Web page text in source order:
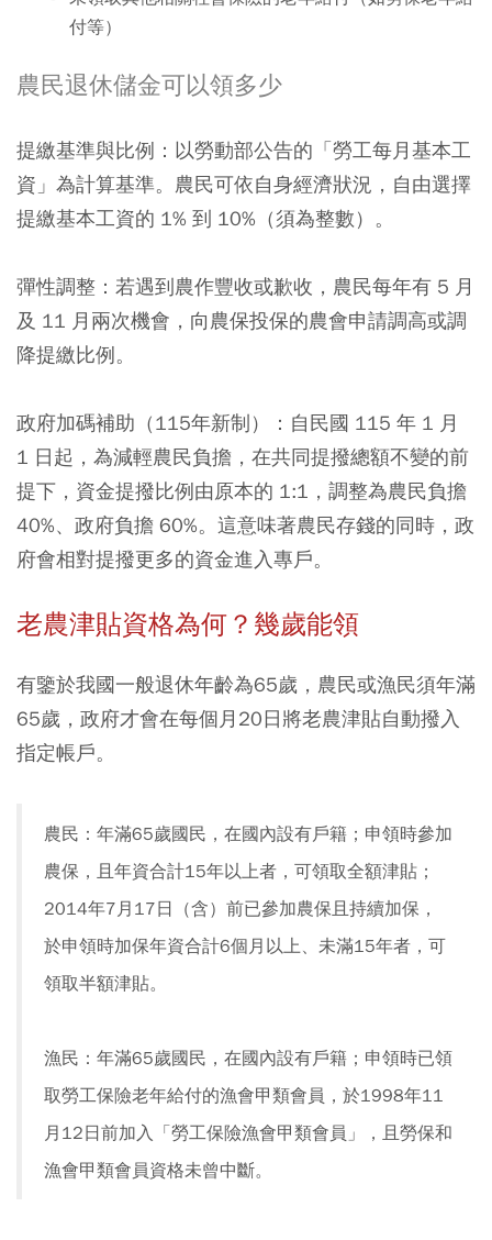
付等）
農民退休儲金可以領多少
提繳基準與比例：以勞動部公告的「勞工每月基本工
資」為計算基準。農民可依自身經濟狀況，自由選擇
提繳基本工資的 1% 到 10%（須為整數）。
彈性調整：若遇到農作豐收或歉收，農民每年有 5 月
及 11 月兩次機會，向農保投保的農會申請調高或調
降提繳比例。
政府加碼補助（115年新制）：自民國 115 年 1 月
1 日起，為減輕農民負擔，在共同提撥總額不變的前
提下，資金提撥比例由原本的 1:1，調整為農民負擔
40%、政府負擔 60%。這意味著農民存錢的同時，政
府會相對提撥更多的資金進入專戶。
老農津貼資格為何？幾歲能領
有鑒於我國一般退休年齡為65歲，農民或漁民須年滿
65歲，政府才會在每個月20日將老農津貼自動撥入
指定帳戶。
農民：年滿65歲國民，在國內設有戶籍；申領時參加
農保，且年資合計15年以上者，可領取全額津貼；
2014年7月17日（含）前已參加農保且持續加保，
於申領時加保年資合計6個月以上、未滿15年者，可
領取半額津貼。
漁民：年滿65歲國民，在國內設有戶籍；申領時已領
取勞工保險老年給付的漁會甲類會員，於1998年11
月12日前加入「勞工保險漁會甲類會員」，且勞保和
漁會甲類會員資格未曾中斷。